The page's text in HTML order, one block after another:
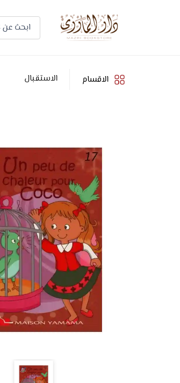
الاقسام الاستقبال